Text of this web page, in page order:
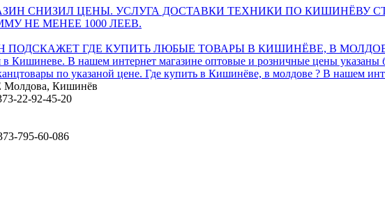
СНИЗИЛ ЦЕНЫ. УСЛУГА ДОСТАВКИ ТЕХНИКИ ПО КИШИНЁВУ
НЕ МЕНЕЕ 1000 ЛЕЕВ.
ГДЕ КУПИТЬ ЛЮБЫЕ ТОВАРЫ В КИШИНЁВЕ, В МОЛДОВЕ !
в Кишиневе. В нашем интернет магазине оптовые и розничные цены
по указаной цене. Где купить в Кишинёве, в молдове ? В нашем
Молдова, Кишинёв
22-92-45-20
795-60-086